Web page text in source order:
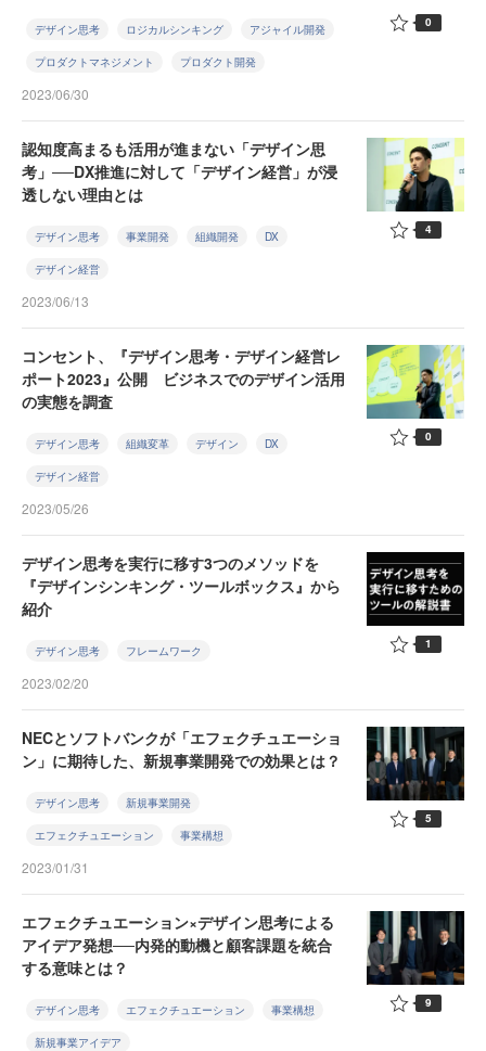
デザイン思考 ロジカルシンキング アジャイル開発
プロダクトマネジメント プロダクト開発
2023/06/30
0
認知度高まるも活用が進まない「デザイン思
考」──DX推進に対して「デザイン経営」が浸
透しない理由とは
デザイン思考 事業開発 組織開発 DX
デザイン経営
2023/06/13
4
コンセント、『デザイン思考・デザイン経営レ
ポート2023』公開 ビジネスでのデザイン活用
の実態を調査
デザイン思考 組織変革 デザイン DX
デザイン経営
2023/05/26
0
デザイン思考を実行に移す3つのメソッドを
『デザインシンキング・ツールボックス』から
紹介
デザイン思考 フレームワーク
2023/02/20
1
NECとソフトバンクが「エフェクチュエーショ
ン」に期待した、新規事業開発での効果とは？
デザイン思考 新規事業開発
エフェクチュエーション 事業構想
2023/01/31
5
エフェクチュエーション×デザイン思考による
アイデア発想──内発的動機と顧客課題を統合
する意味とは？
デザイン思考 エフェクチュエーション 事業構想
新規事業アイデア
9